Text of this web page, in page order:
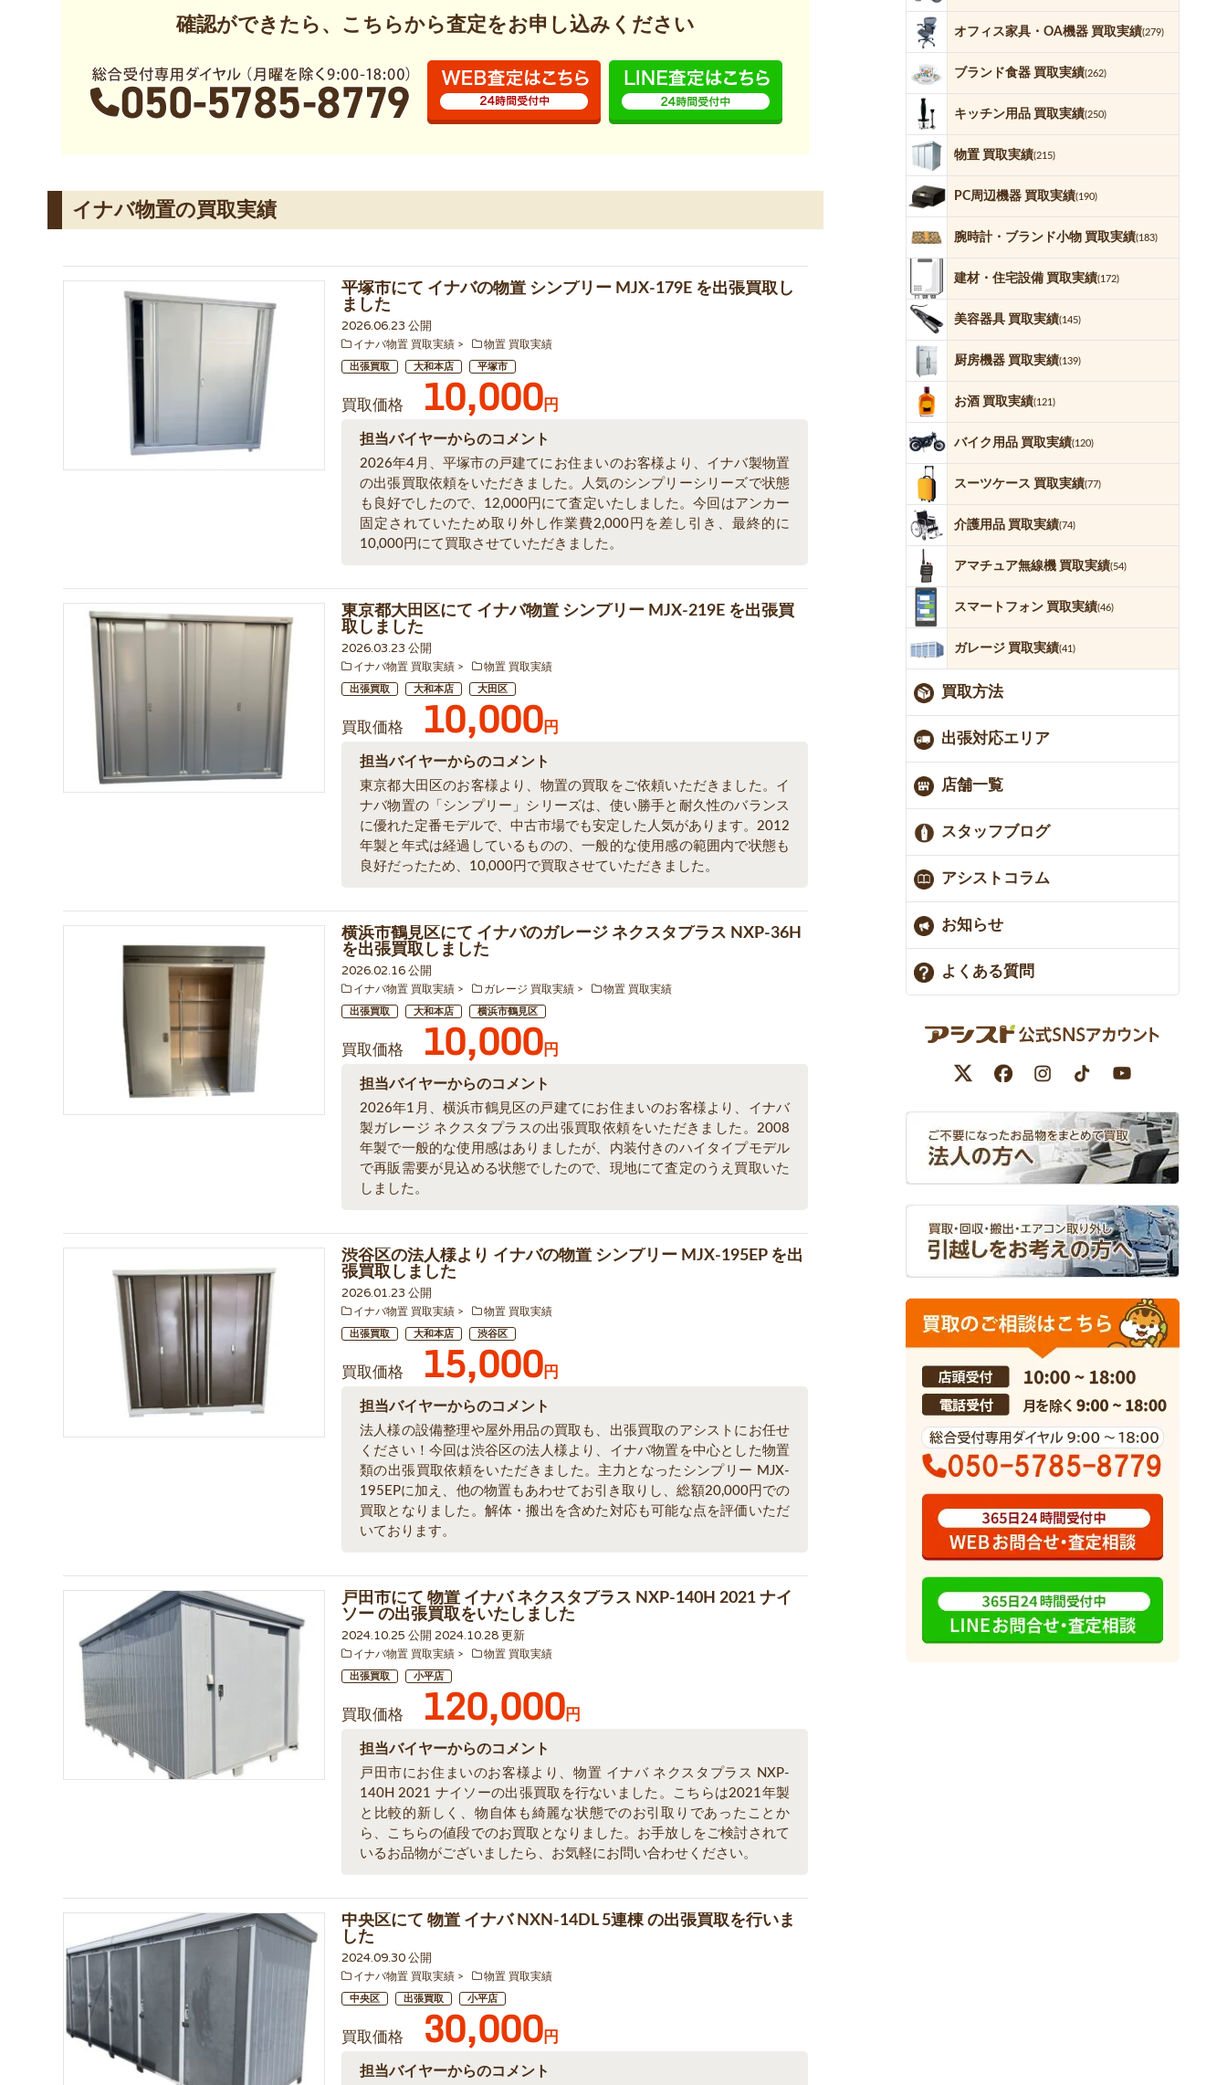
確認ができたら、こちらから査定をお申し込みください
イナバ物置の買取実績
平塚市にて イナバの物置 シンプリー MJX-179E を出張買取し
ました
2026.06.23 公開
イナバ物置 買取実績 物置 買取実績
出張買取 大和本店 平塚市
買取価格 10,000円
担当バイヤーからのコメント
2026年4月、平塚市の戸建てにお住まいのお客様より、イナバ製物置
の出張買取依頼をいただきました。人気のシンプリーシリーズで状態
も良好でしたので、12,000円にて査定いたしました。今回はアンカー
固定されていたため取り外し作業費2,000円を差し引き、最終的に
10,000円にて買取させていただきました。
東京都大田区にて イナバ物置 シンプリー MJX-219E を出張買
取しました
2026.03.23 公開
イナバ物置 買取実績 物置 買取実績
出張買取 大和本店 大田区
買取価格 10,000円
担当バイヤーからのコメント
東京都大田区のお客様より、物置の買取をご依頼いただきました。イ
ナバ物置の「シンプリー」シリーズは、使い勝手と耐久性のバランス
に優れた定番モデルで、中古市場でも安定した人気があります。2012
年製と年式は経過しているものの、一般的な使用感の範囲内で状態も
良好だったため、10,000円で買取させていただきました。
横浜市鶴見区にて イナバのガレージ ネクスタプラス NXP-36H
を出張買取しました
2026.02.16 公開
イナバ物置 買取実績 ガレージ 買取実績 物置 買取実績
出張買取 大和本店 横浜市鶴見区
買取価格 10,000円
担当バイヤーからのコメント
2026年1月、横浜市鶴見区の戸建てにお住まいのお客様より、イナバ
製ガレージ ネクスタプラスの出張買取依頼をいただきました。2008
年製で一般的な使用感はありましたが、内装付きのハイタイプモデル
で再販需要が見込める状態でしたので、現地にて査定のうえ買取いた
しました。
渋谷区の法人様より イナバの物置 シンプリー MJX-195EP を出
張買取しました
2026.01.23 公開
イナバ物置 買取実績 物置 買取実績
出張買取 大和本店 渋谷区
買取価格 15,000円
担当バイヤーからのコメント
法人様の設備整理や屋外用品の買取も、出張買取のアシストにお任せ
ください！今回は渋谷区の法人様より、イナバ物置を中心とした物置
類の出張買取依頼をいただきました。主力となったシンプリー MJX-
195EPに加え、他の物置もあわせてお引き取りし、総額20,000円での
買取となりました。解体・搬出を含めた対応も可能な点を評価いただ
いております。
戸田市にて 物置 イナバ ネクスタプラス NXP-140H 2021 ナイ
ソー の出張買取をいたしました
2024.10.25 公開 2024.10.28 更新
イナバ物置 買取実績 物置 買取実績
出張買取 小平店
買取価格 120,000円
担当バイヤーからのコメント
戸田市にお住まいのお客様より、物置 イナバ ネクスタプラス NXP-
140H 2021 ナイソーの出張買取を行ないました。こちらは2021年製
と比較的新しく、物自体も綺麗な状態でのお引取りであったことか
ら、こちらの値段でのお買取となりました。お手放しをご検討されて
いるお品物がございましたら、お気軽にお問い合わせください。
中央区にて 物置 イナバ NXN-14DL 5連棟 の出張買取を行いま
した
2024.09.30 公開
イナバ物置 買取実績 物置 買取実績
中央区 出張買取 小平店
買取価格 30,000円
担当バイヤーからのコメント
オフィス家具・OA機器 買取実績(279)
ブランド食器 買取実績(262)
キッチン用品 買取実績(250)
物置 買取実績(215)
PC周辺機器 買取実績(190)
腕時計・ブランド小物 買取実績(183)
建材・住宅設備 買取実績(172)
美容器具 買取実績(145)
厨房機器 買取実績(139)
お酒 買取実績(121)
バイク用品 買取実績(120)
スーツケース 買取実績(77)
介護用品 買取実績(74)
アマチュア無線機 買取実績(54)
スマートフォン 買取実績(46)
ガレージ 買取実績(41)
買取方法
出張対応エリア
店舗一覧
スタッフブログ
アシストコラム
お知らせ
よくある質問